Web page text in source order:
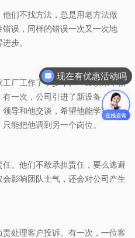
们不找方法，总是用老方法做
误，同样的错误一次又一次地
步。
厂工作了十多年。一直以来，张
一次，公司引进了新设备，张三
导和他交谈，希望他能学到新技
能把他调到另一个岗位。
。他们不敢承担责任，要么逃避
影响团队士气，还会对公司产生
处理客户投诉。有一次，一位客
现在有优惠活动吗